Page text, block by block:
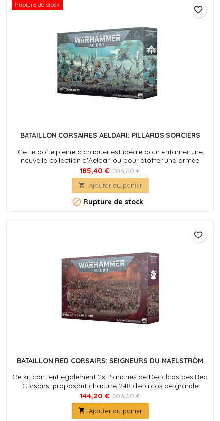
Rupture de stock
BATAILLON CORSAIRES AELDARI: PILLARDS SORCIERS
Cette boîte pleine à craquer est idéale pour entamer une
nouvelle collection d'Aeldari ou pour étoffer une armée
existante
185,40 € 206,00 €
 Ajouter au panier
 Rupture de stock
favorite_border
BATAILLON RED CORSAIRS: SEIGNEURS DU MAELSTRÖM
Ce kit contient également 2x Planches de Décalcos des Red
Corsairs, proposant chacune 248 décalcos de grande
qualité.
144,20 € 206,00 €
 Ajouter au panier
favorite_border